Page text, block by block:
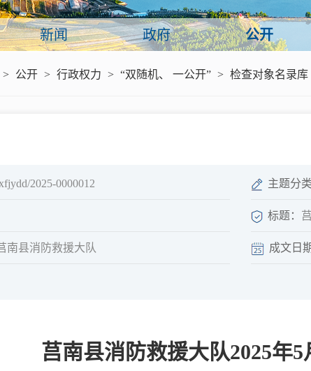
公共企事业单位信 依申请公开
经济发展 图说莒南
新闻 政府 公开
> 公开 > 行政权力 > “双随机、 一公开” > 检查对象名录库
2025-0000012 主题分类
标题：
南县消防救援大队 成文日
莒南县消防救援大队2025年